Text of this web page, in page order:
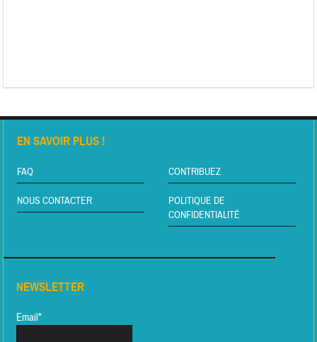
EN SAVOIR PLUS !
FAQ CONTRIBUEZ
NOUS CONTACTER
POLITIQUE DE
CONFIDENTIALITÉ
NEWSLETTER
Email*